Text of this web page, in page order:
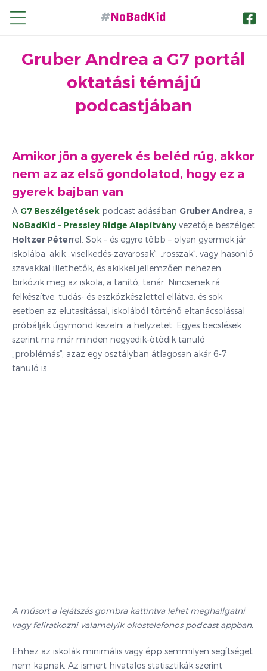
Gruber Andrea a G7 portál
oktatási témájú
podcastjában
Amikor jön a gyerek és beléd rúg, akkor
nem az az első gondolatod, hogy ez a
gyerek bajban van
A G7 Beszélgetések podcast adásában Gruber Andrea, a
NoBadKid – Pressley Ridge Alapítvány vezetője beszélget
Holtzer Péterrel. Sok – és egyre több – olyan gyermek jár
iskolába, akik „viselkedés-zavarosak”, „rosszak”, vagy hasonló
szavakkal illethetők, és akikkel jellemzően nehezen
birkózik meg az iskola, a tanító, tanár. Nincsenek rá
felkészítve, tudás- és eszközkészlettel ellátva, és sok
esetben az elutasítással, iskolából történő eltanácsolással
próbálják úgymond kezelni a helyzetet. Egyes becslések
szerint ma már minden negyedik-ötödik tanuló
„problémás”, azaz egy osztályban átlagosan akár 6-7
tanuló is.
A műsort a lejátszás gombra kattintva lehet meghallgatni,
vagy feliratkozni valamelyik okostelefonos podcast appban.
Ehhez az iskolák minimális vagy épp semmilyen segítséget
nem kapnak. Az ismert hivatalos statisztikák szerint